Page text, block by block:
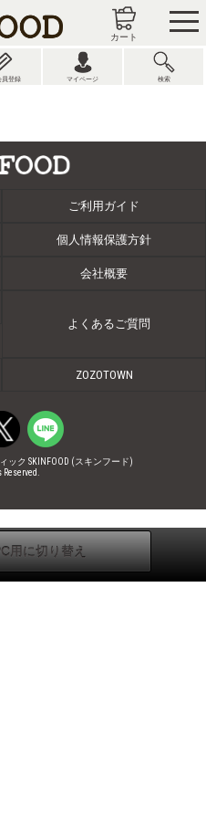
カート
員登録 マイページ 検索
ご利用ガイド
個人情報保護方針
会社概要
よくあるご質問
ZOZOTOWN
ック SKINFOOD (スキンフード)
用に切り替え